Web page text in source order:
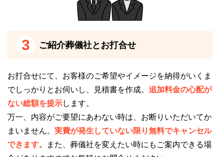
休憩室を完備しています
休憩室は和室の広々としたお部屋です。
し上がりながらゆっくり過ごせます。
個室なのでプライバシーにも配慮されており、安心し
てお休みいただけます。
冷暖房を完備しています
セレモニーホール悠陽は、自宅での葬儀も可能です 。
3 ご紹介葬儀社とお打合せ
お打合せにて、お客様のご希望やイメージを納得がいくま
でしっかりとお伺いし、見積書を作成。 追加料金の心配が
ない総額を提示します。
万一、内容がご要望にあわない時は、お断りいただいてか
まいません。 実費が発生していない限り無料でキャンセル
できます。
また、葬儀社を変えたい時にもご案内できる場